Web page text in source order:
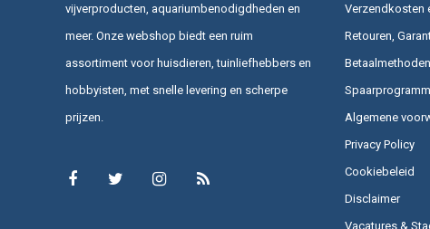
vijverproducten, aquariumbenodigdheden en
meer. Onze webshop biedt een ruim
assortiment voor huisdieren, tuinliefhebbers en
hobbyisten, met snelle levering en scherpe
prijzen.
Verzendkosten
Retouren,
Betaalmethoden
Algemene
Privacy Policy
Cookiebeleid
Disclaimer
Vacatures &